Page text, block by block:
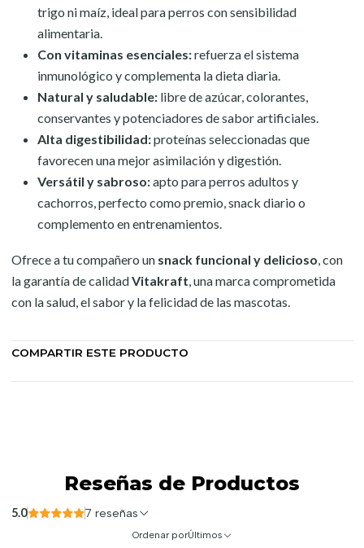
trigo ni maíz, ideal para perros con sensibilidad
alimentaria.
Con vitaminas esenciales:refuerza el sistema
inmunológico y complementa la dieta diaria.
Natural y saludable:libre de azúcar, colorantes,
conservantes y potenciadores de sabor artificiales.
Alta digestibilidad:proteínas seleccionadas que
favorecen una mejor asimilación y digestión.
Versátil y sabroso:apto para perros adultos y
cachorros, perfecto como premio, snack diario o
complemento en entrenamientos.
Ofrece a tu compañero un snack funcional y delicioso, con
la garantía de calidadVitakraft, una marca comprometida
con la salud, el sabor y la felicidad de las mascotas.
COMPARTIR ESTE PRODUCTO
Reseñas de Productos
5.0 7 reseñas
Ordenar porÚltimos